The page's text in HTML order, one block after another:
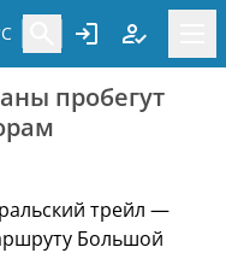
пробегут
трейл —
Большой